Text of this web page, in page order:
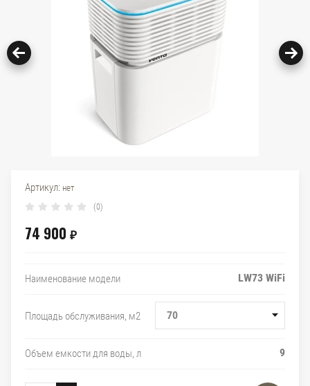
Артикул: нет
(0)
74 900 ₽
Наименование модели LW73 WiFi
Площадь обслуживания, м2 70
Объем емкости для воды, л 9